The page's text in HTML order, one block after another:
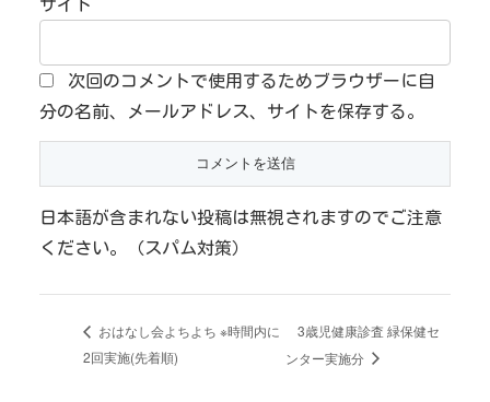
サイト
次回のコメントで使用するためブラウザーに自
分の名前、メールアドレス、サイトを保存する。
日本語が含まれない投稿は無視されますのでご注意
ください。（スパム対策）
おはなし会よちよち ※時間内に
2回実施(先着順)
3歳児健康診査 緑保健セ
ンター実施分